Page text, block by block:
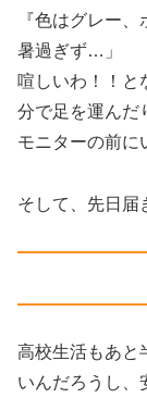
『色はグレー
暑過ぎず…」
喧しいわ！！と
分で足を運んだ
モニターの前に
そして、先日届
高校生活もあと
いんだろうし、